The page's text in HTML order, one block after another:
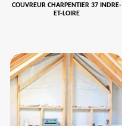
COUVREUR CHARPENTIER 37 INDRE-
ET-LOIRE